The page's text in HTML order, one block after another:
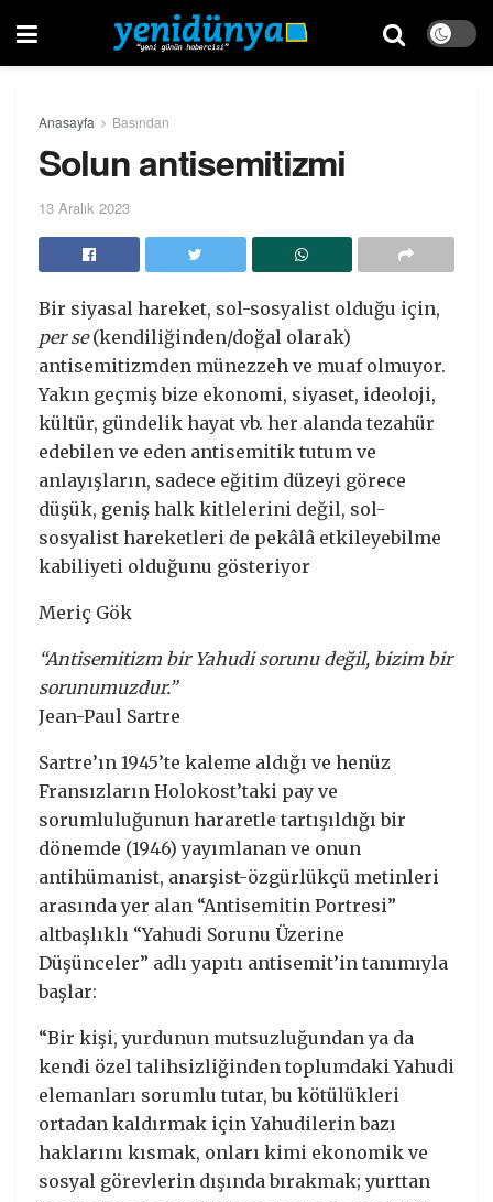
Anasayfa Basından
Solun antisemitizmi
13 Aralık 2023
Bir siyasal hareket, sol-sosyalist olduğu için,
per se(kendiliğinden/doğal olarak)
antisemitizmden münezzeh ve muaf olmuyor.
Yakın geçmiş bize ekonomi, siyaset, ideoloji,
kültür, gündelik hayat vb. her alanda tezahür
edebilen ve eden antisemitik tutum ve
anlayışların, sadece eğitim düzeyi görece
düşük, geniş halk kitlelerini değil, sol-
sosyalist hareketleri de pekâlâ etkileyebilme
kabiliyeti olduğunu gösteriyor
Meriç Gök
“Antisemitizm bir Yahudi sorunu değil, bizim bir
sorunumuzdur.”
Jean-Paul Sartre
Sartre’ın 1945’te kaleme aldığı ve henüz
Fransızların Holokost’taki pay ve
sorumluluğunun hararetle tartışıldığı bir
dönemde (1946) yayımlanan ve onun
antihümanist, anarşist-özgürlükçü metinleri
arasında yer alan “Antisemitin Portresi”
altbaşlıklı “Yahudi Sorunu Üzerine
Düşünceler” adlı yapıtı antisemit’in tanımıyla
başlar:
“Bir kişi, yurdunun mutsuzluğundan ya da
kendi özel talihsizliğinden toplumdaki Yahudi
elemanları sorumlu tutar, bu kötülükleri
ortadan kaldırmak için Yahudilerin bazı
haklarını kısmak, onları kimi ekonomik ve
sosyal görevlerin dışında bırakmak; yurttan